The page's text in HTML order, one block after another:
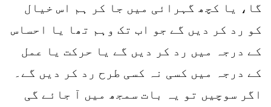
گا، یا کچھ گہرائی میں جا کر ہم اس خیال
کو رد کر دیں گے جو اب تک وہم تھا یا احساس
کے درجہ میں رد کر دیں گے یا حرکت یا عمل
کے درجہ میں کسی نہ کسی طرح رد کر دیں گے۔
اگر سوچیں تو یہ بات سمجھ میں آ جائے گی